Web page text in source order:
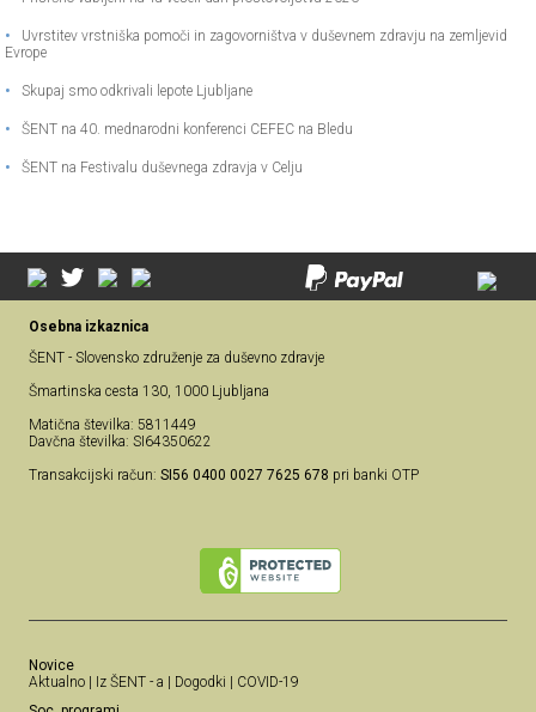
•
Uvrstitev vrstniška pomoči in zagovorništva v duševnem zdravju na zemljevid
Evrope
• Skupaj smo odkrivali lepote Ljubljane
• ŠENT na 40. mednarodni konferenci CEFEC na Bledu
• ŠENT na Festivalu duševnega zdravja v Celju
Osebna izkaznica
ŠENT - Slovensko združenje za duševno zdravje
Šmartinska cesta 130, 1000 Ljubljana
Matična številka: 5811449
Davčna številka: SI64350622
Transakcijski račun: SI56 0400 0027 7625 678 pri banki OTP
Novice
Aktualno
Iz ŠENT - a Dogodki
COVID-19